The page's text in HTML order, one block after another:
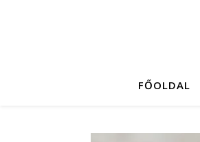
FŐOLDAL